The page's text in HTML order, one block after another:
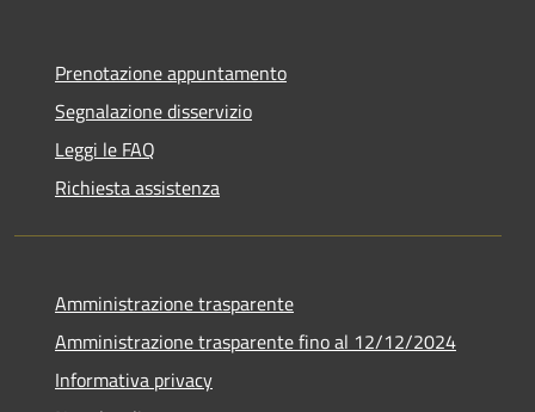
Prenotazione appuntamento
Segnalazione disservizio
Leggi le FAQ
Richiesta assistenza
Amministrazione trasparente
Amministrazione trasparente fino al 12/12/2024
Informativa privacy